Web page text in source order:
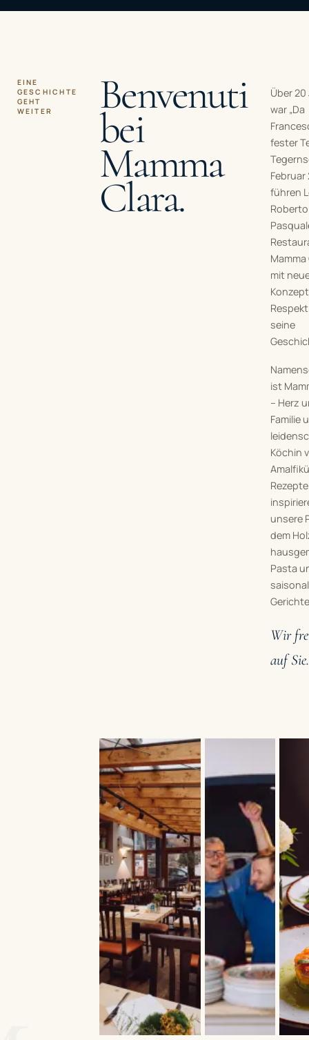
EINE
GESCHICHTE
GEHT
WEITER
Benvenuti
bei
Mamma
Clara.
Über 20
war „Da
fester
Februar
führen
Mamma
mit
seine
ist
– Herz
Familie
Köchin
Rezepte
unsere
dem
Pasta
Wir
auf Sie.